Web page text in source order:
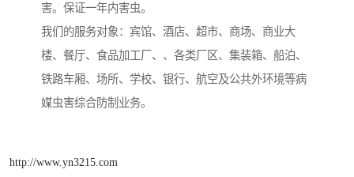
害。保证一年内害虫。
我们的服务对象：宾馆、酒店、超市、商场、商业大
楼、餐厅、食品加工厂、、各类厂区、集装箱、船泊、
铁路车厢、场所、学校、银行、航空及公共外环境等病
媒虫害综合防制业务。
http://www.yn3215.com